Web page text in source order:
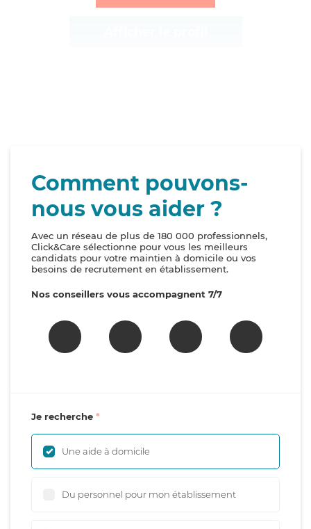
Comment pouvons-
nous vous aider ?
Avec un réseau de plus de 180 000 professionnels,
Click&Care sélectionne pour vous les meilleurs
candidats pour votre maintien à domicile ou vos
besoins de recrutement en établissement.
Nos conseillers vous accompagnent 7/7
Je recherche
Une aide à domicile
Du personnel pour mon établissement